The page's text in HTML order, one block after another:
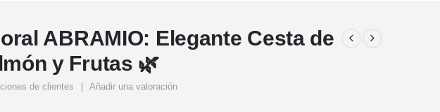
ABRAMIO: Elegante Cesta de
y Frutas 🌿
de clientes Añadir una valoración